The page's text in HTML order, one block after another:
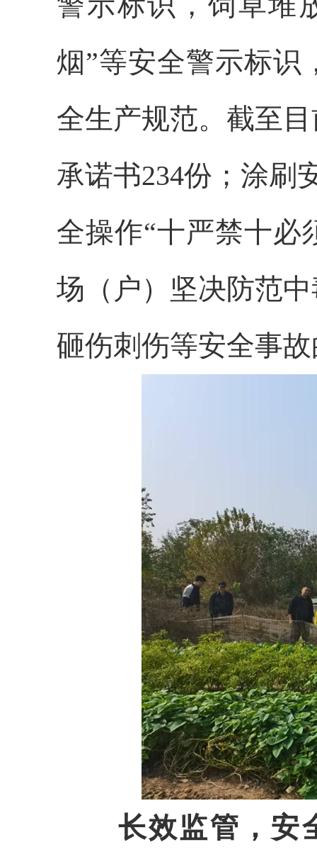
烟”等安全警示标识
全生产规范。截至
承诺书234份；涂刷
全操作“十严禁十必
场（户）坚决防范
砸伤刺伤等安全事
长效监管，安